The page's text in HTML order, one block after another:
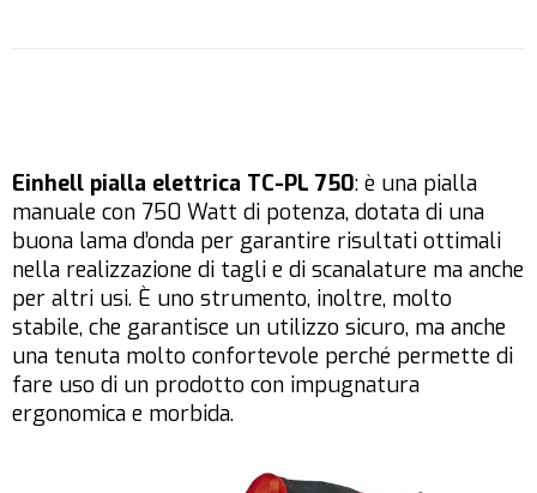
Einhell pialla elettrica TC-PL 750: è una pialla
manuale con 750 Watt di potenza, dotata di una
buona lama d’onda per garantire risultati ottimali
nella realizzazione di tagli e di scanalature ma anche
per altri usi. È uno strumento, inoltre, molto
stabile, che garantisce un utilizzo sicuro, ma anche
una tenuta molto confortevole perché permette di
fare uso di un prodotto con impugnatura
ergonomica e morbida.